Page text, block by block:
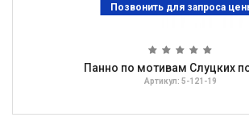
Панно по мотивам Слуцких
Артикул: 5-121-19
Позвонить для запроса